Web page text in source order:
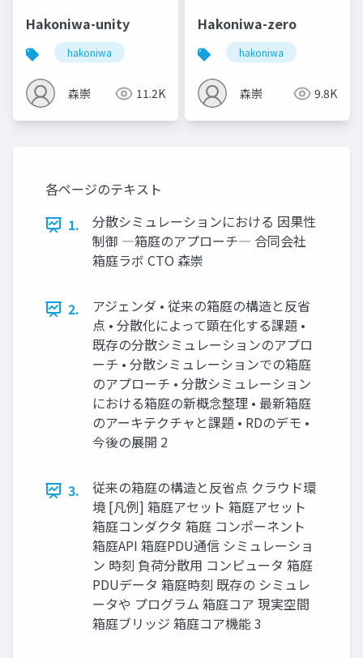
Hakoniwa-unity
hakoniwa
森崇 11.2K
Hakoniwa-zero
hakoniwa
森崇 9.8K
各ページのテキスト
1.
分散シミュレーションにおける 因果性
制御 ―箱庭のアプローチ― 合同会社
箱庭ラボ CTO 森崇
2.
アジェンダ • 従来の箱庭の構造と反省
点 • 分散化によって顕在化する課題 •
既存の分散シミュレーションのアプロ
ーチ • 分散シミュレーションでの箱庭
のアプローチ • 分散シミュレーション
における箱庭の新概念整理 • 最新箱庭
のアーキテクチャと課題 • RDのデモ •
今後の展開 2
3.
従来の箱庭の構造と反省点 クラウド環
境 [凡例] 箱庭アセット 箱庭アセット
箱庭コンダクタ 箱庭 コンポーネント
箱庭API 箱庭PDU通信 シミュレーショ
ン 時刻 負荷分散用 コンピュータ 箱庭
PDUデータ 箱庭時刻 既存の シミュレ
ータや プログラム 箱庭コア 現実空間
箱庭ブリッジ 箱庭コア機能 3